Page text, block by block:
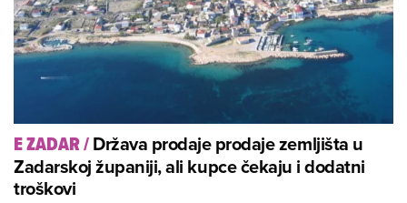
E ZADAR/Država prodaje prodaje zemljišta u
Zadarskoj županiji, ali kupce čekaju i dodatni
troškovi